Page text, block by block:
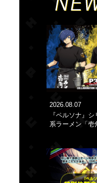
2026.08.07
『ペルソナ』
系ラーメン「壱